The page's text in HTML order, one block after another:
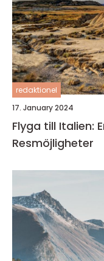
redaktionel
17. January 2024
Flyga till Italien:
Resmöjligheter